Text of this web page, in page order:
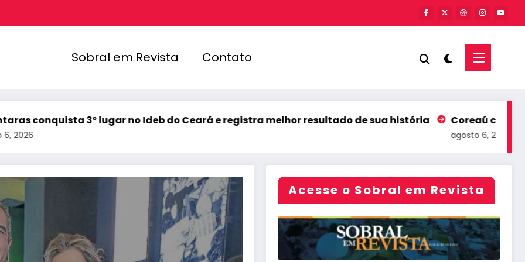
Sobral em Revista Contato
no Ideb do Ceará e registra melhor resultado de sua história Coreaú comemora liderança nacional
Acesse o Sobral em Revista